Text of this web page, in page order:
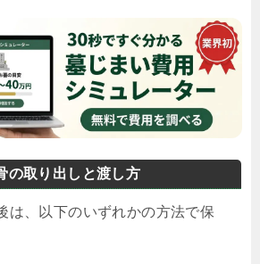
の取り出しと渡し方
は、以下のいずれかの方法で保